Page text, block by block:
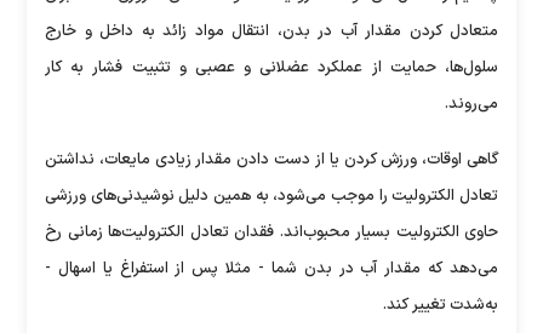
متعادل کردن مقدار آب در بدن، انتقال مواد زائد به داخل و خارج
سلول‌ها، حمایت از عملکرد عضلانی و عصبی و تثبیت فشار به کار
می‌روند.
گاهی اوقات، ورزش کردن یا از دست دادن مقدار زیادی مایعات، نداشتن
تعادل الکترولیت را موجب می‌شود، به همین دلیل نوشیدنی‌های ورزشی
حاوی الکترولیت بسیار محبوب‌اند. فقدان تعادل الکترولیت‌ها زمانی رخ
می‌دهد که مقدار آب در بدن شما - مثلا پس از استفراغ یا اسهال -
به‌شدت تغییر کند.